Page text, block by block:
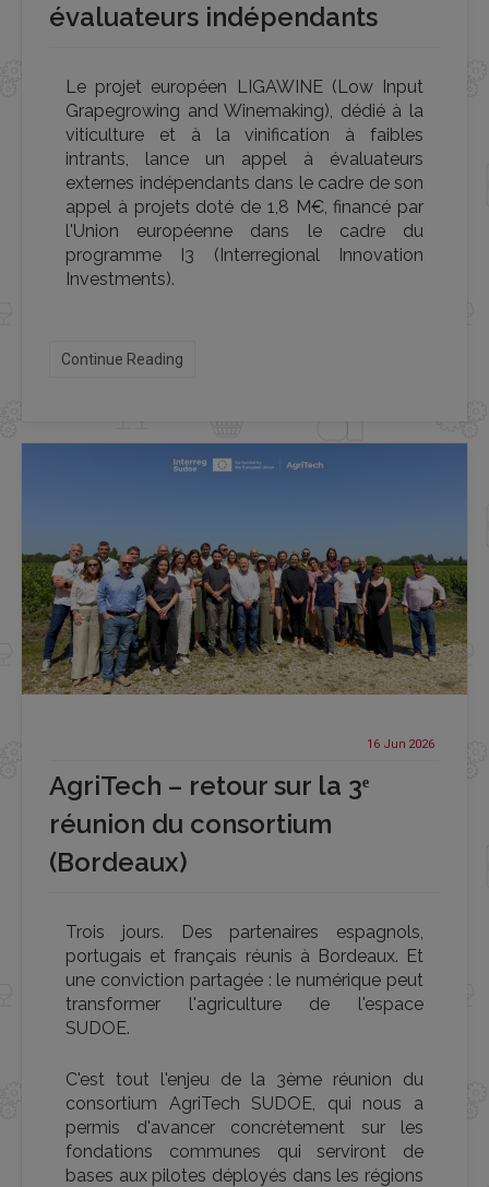
évaluateurs indépendants
Le projet européen LIGAWINE (Low Input
Grapegrowing and Winemaking), dédié à la
viticulture et à la vinification à faibles
intrants, lance un appel à évaluateurs
externes indépendants dans le cadre de son
appel à projets doté de 1,8 M€, financé par
l'Union européenne dans le cadre du
programme I3 (Interregional Innovation
Investments).
Continue Reading
16 Jun 2026
AgriTech – retour sur la 3ᵉ
réunion du consortium
(Bordeaux)
Trois jours. Des partenaires espagnols,
portugais et français réunis à Bordeaux. Et
une conviction partagée : le numérique peut
transformer l'agriculture de l'espace
SUDOE.
C'est tout l'enjeu de la 3ème réunion du
consortium AgriTech SUDOE, qui nous a
permis d'avancer concrètement sur les
fondations communes qui serviront de
bases aux pilotes déployés dans les régions